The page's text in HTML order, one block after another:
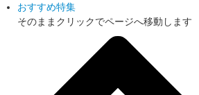
おすすめ特集
そのままクリックでページへ移動します